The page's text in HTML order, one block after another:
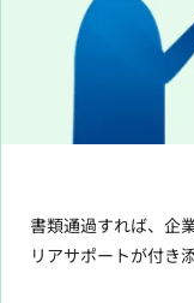
書類通過すれば、企
リアサポートが付き